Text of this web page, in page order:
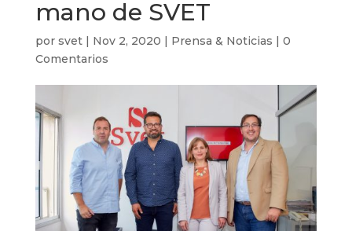
mano de SVET
por svet| Nov 2, 2020 | Prensa & Noticias | 0
Comentarios